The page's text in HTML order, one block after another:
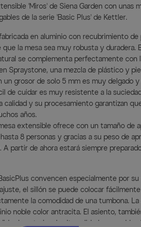
'Miros' de Siena Garden con unas
de la serie 'Basic Plus' de Kettler.
en aluminio con recubrimiento de
la mesa sea muy robusta y duradera.
se complementa perfectamente con
Spraystone, una mezcla de plástico y
grosor de solo 5 mm es muy delgado
de cuidar es muy resistente a la
calidad y su procesamiento garantizan
años.
extensible ofrece con un tamaño de
8 personas y gracias a su peso de
partir de ahora estará siempre
convencen especialmente por
el sillón se puede colocar
la comodidad de una tumbona.
noble color antracita. El asiento,
de exterior de alta calidad permeable al